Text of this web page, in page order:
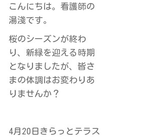
ス
こんにちは。看護師の
湯淺です。
桜のシーズンが終わ
り、新緑を迎える時期
となりましたが、皆さ
まの体調はお変わりあ
りませんか？
4月20日きらっとテラス